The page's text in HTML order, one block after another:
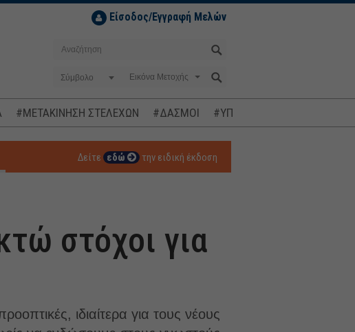
Είσοδος/Εγγραφή Μελών
Σύμβολο
#ΜΕΤΑΚΙΝΗΣΗ ΣΤΕΛΕΧΩΝ #ΔΑΣΜΟΙ #ΥΠΟΚΛΟΠΕΣ
Δείτε εδώ την ειδική έκδοση
στόχοι για
ιδιαίτερα για τους νέους